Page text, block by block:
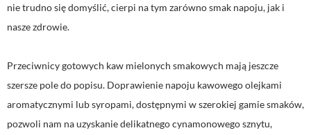
nie trudno się domyślić, cierpi na tym zarówno smak napoju, jak i
nasze zdrowie.
Przeciwnicy gotowych kaw mielonych smakowych mają jeszcze
szersze pole do popisu. Doprawienie napoju kawowego olejkami
aromatycznymi lub syropami, dostępnymi w szerokiej gamie smaków,
pozwoli nam na uzyskanie delikatnego cynamonowego sznytu,